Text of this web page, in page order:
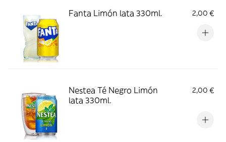
Fanta Limón lata 330ml. 2,00 €
Nestea Té Negro Limón
lata 330ml.
2,00 €